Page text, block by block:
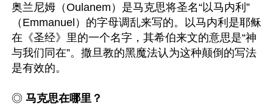
奥兰尼姆（Oulanem）是马克思将圣名“以马内利”
（Emmanuel）的字母调乱来写的。以马内利是耶稣
在《圣经》里的一个名字，其希伯来文的意思是“神
与我们同在”。撒旦教的黑魔法认为这种颠倒的写法
是有效的。
◎ 马克思在哪里？